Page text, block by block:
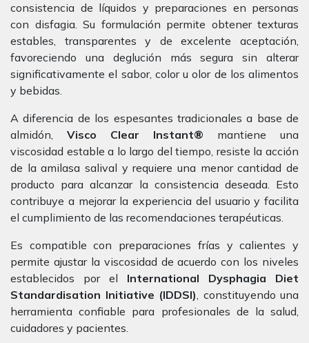
consistencia de líquidos y preparaciones en personas
con disfagia. Su formulación permite obtener texturas
estables, transparentes y de excelente aceptación,
favoreciendo una deglución más segura sin alterar
significativamente el sabor, color u olor de los alimentos
y bebidas.
A diferencia de los espesantes tradicionales a base de
almidón, Visco Clear Instant® mantiene una
viscosidad estable a lo largo del tiempo, resiste la acción
de la amilasa salival y requiere una menor cantidad de
producto para alcanzar la consistencia deseada. Esto
contribuye a mejorar la experiencia del usuario y facilita
el cumplimiento de las recomendaciones terapéuticas.
Es compatible con preparaciones frías y calientes y
permite ajustar la viscosidad de acuerdo con los niveles
establecidos por el International Dysphagia Diet
Standardisation Initiative (IDDSI), constituyendo una
herramienta confiable para profesionales de la salud,
cuidadores y pacientes.